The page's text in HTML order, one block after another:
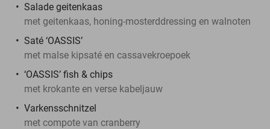
Salade geitenkaas
met geitenkaas, honing-mosterddressing en walnoten
Saté ‘OASSIS’
met malse kipsaté en cassavekroepoek
‘OASSIS’ fish & chips
met krokante en verse kabeljauw
Varkensschnitzel
met compote van cranberry